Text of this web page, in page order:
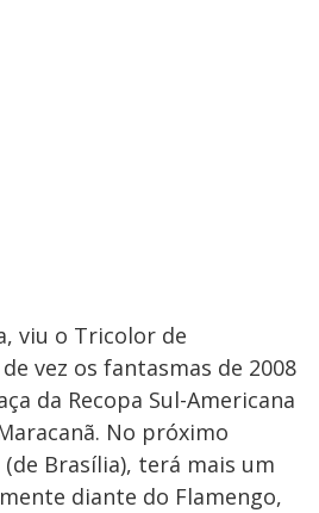
viu o Tricolor de
vez os fantasmas de 2008
da Recopa Sul-Americana
No próximo
(de Brasília), terá mais um
diante do Flamengo,